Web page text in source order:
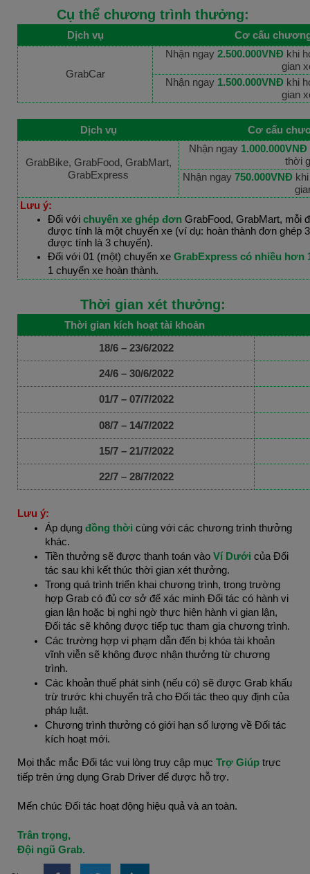
Cụ thể chương trình thưởng:
Dịch vụ Cơ cấu
GrabCar
Nhận ngay 2.500.000VNĐ khi
gian
Nhận ngay 1.500.000VNĐ khi
gian
Dịch vụ Cơ cấu
GrabBike, GrabFood, GrabMart,
GrabExpress
Nhận ngay1.000.000VNĐ
thời
Nhận ngay 750.000VNĐ
Lưu ý:
Đối với chuyến xe ghép đơn GrabFood, GrabMart, mỗi
được tính là một chuyến xe (ví dụ: hoàn thành đơn ghép
được tính là 3 chuyến).
Đối với 01 (một) chuyến xeGrabExpress có nhiều hơn
1 chuyến xe hoàn thành.
Thời gian xét thưởng:
Thời gian kích hoạt tài khoản
18/6 – 23/6/2022
24/6 – 30/6/2022
01/7 – 07/7/2022
08/7 – 14/7/2022
15/7 – 21/7/2022
22/7 – 28/7/2022
Lưu ý:
Áp dụng đồng thời cùng với các chương trình thưởng
khác.
Tiền thưởng sẽ được thanh toán vào Ví Dưới của Đối
tác sau khi kết thúc thời gian xét thưởng.
Trong quá trình triển khai chương trình, trong trường
hợp Grab có đủ cơ sở để xác minh Đối tác có hành vi
gian lận hoặc bị nghi ngờ thực hiện hành vi gian lận,
Đối tác sẽ không được tiếp tục tham gia chương trình.
Các trường hợp vi phạm dẫn đến bị khóa tài khoản
vĩnh viễn sẽ không được nhận thưởng từ chương
trình.
Các khoản thuế phát sinh (nếu có) sẽ được Grab khấu
trừ trước khi chuyển trả cho Đối tác theo quy định của
pháp luật.
Chương trình thưởng có giới hạn số lượng về Đối tác
kích hoạt mới.
Mọi thắc mắc Đối tác vui lòng truy cập mục Trợ Giúp trực
tiếp trên ứng dụng Grab Driver để được hỗ trợ.
Mến chúc Đối tác hoạt động hiệu quả và an toàn.
Trân trọng,
Đội ngũ Grab.